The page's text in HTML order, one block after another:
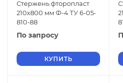
Стержень фторопласт
210х800 мм Ф-4 ТУ 6-05-
810-88
По запросу
КУПИТЬ